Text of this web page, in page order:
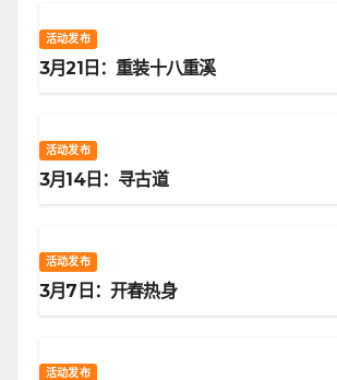
活动发布
3月21日：重装十八重溪
活动发布
3月14日：寻古道
活动发布
3月7日：开春热身
活动发布